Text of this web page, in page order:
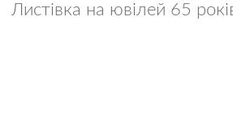
Листівка на ювілей 65